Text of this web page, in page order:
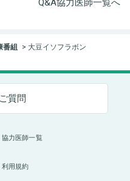
Q&A協力医師一覧へ
番組 大豆イソフラボン
質問
協力医師一覧
利用規約